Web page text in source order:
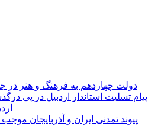
دولت چهاردهم به فرهنگ و هنر در